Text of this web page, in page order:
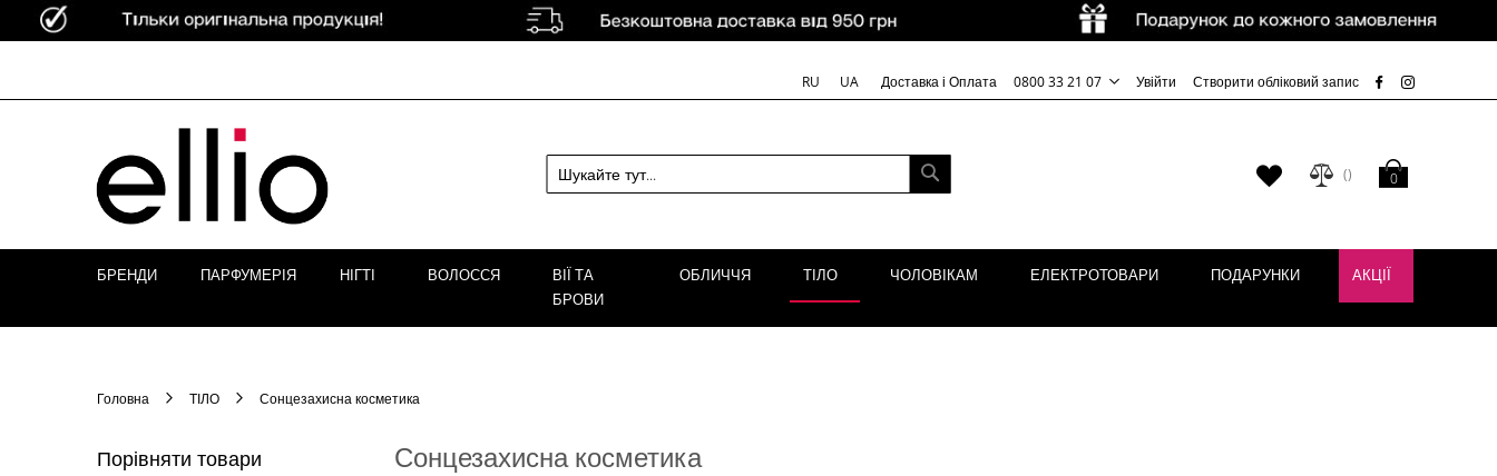
RU UA Доставка і Оплата 0800 33 21 07 Увійти Створити обліковий запис
Кошик
0
Мій
список
БРЕНДИ ПАРФУМЕРІЯ НІГТІ ВОЛОССЯ
ВІЇ ТА
БРОВИ
ОБЛИЧЧЯ ТІЛО ЧОЛОВІКАМ ЕЛЕКТРОТОВАРИ ПОДАРУНКИ АКЦІЇ
Головна ТІЛО Сонцезахисна косметика
Сонцезахисна косметика
Порівняти товари